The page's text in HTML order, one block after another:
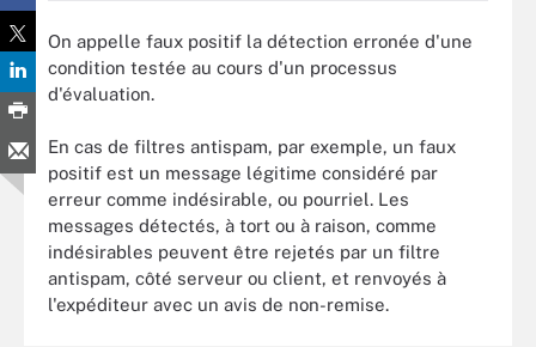
On appelle faux positif la détection erronée d'une
condition testée au cours d'un processus
d'évaluation.
En cas de filtres antispam, par exemple, un faux
positif est un message légitime considéré par
erreur comme indésirable, ou pourriel. Les
messages détectés, à tort ou à raison, comme
indésirables peuvent être rejetés par un filtre
antispam, côté serveur ou client, et renvoyés à
l'expéditeur avec un avis de non-remise.